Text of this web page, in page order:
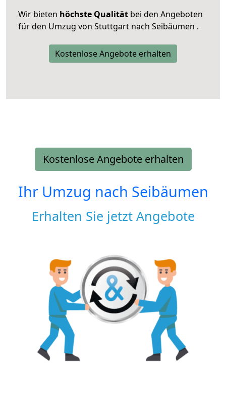
Wir bieten höchste Qualität bei den Angeboten
für den Umzug von Stuttgart nach Seibäumen .
Kostenlose Angebote erhalten
Kostenlose Angebote erhalten
Ihr Umzug nach Seibäumen
Erhalten Sie jetzt Angebote